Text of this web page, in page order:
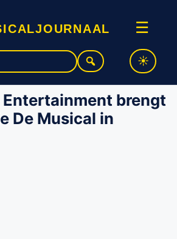
☰
Entertainment brengt
De Musical in